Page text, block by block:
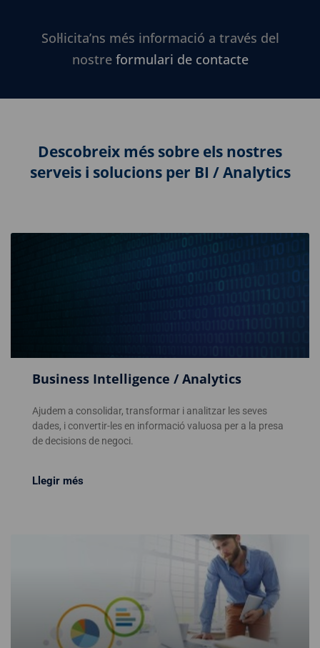
Sol·licita’ns més informació a través del
nostre formulari de contacte
Descobreix més sobre els nostres
serveis i solucions per BI / Analytics
Business Intelligence / Analytics
Ajudem a consolidar, transformar i analitzar les seves
dades, i convertir-les en informació valuosa per a la presa
de decisions de negoci.
Llegir més